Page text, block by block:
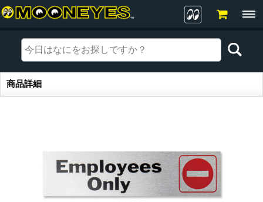
商品詳細
商品詳細